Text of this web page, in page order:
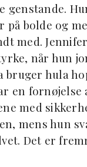
genstande.
på bolde og
med.
når hun
bruger hula
en fornøjelse
med
mens hun
Det er